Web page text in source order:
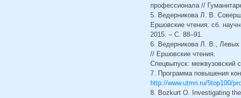
профессионала //
5. Ведерникова Л. В.
Ершовские чтения: сб.
2015. – С. 88–91.
6. Ведерникова Л. В., Левых
// Ершовские чтения.
Спецвыпуск:
7. Программа повышения
http://www.utmn.ru/5top100/
8. Bozkurt O. Investigating